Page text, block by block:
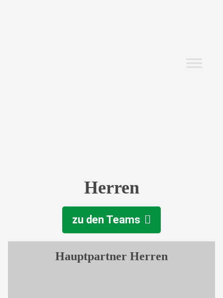
Herren
zu den Teams
Hauptpartner Herren